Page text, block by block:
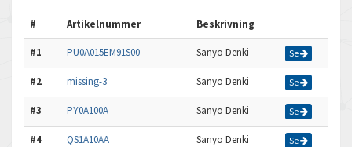
# Artikelnummer Beskrivning
#1 PU0A015EM91S00 Sanyo Denki Se
#2 missing-3 Sanyo Denki Se
#3 PY0A100A Sanyo Denki Se
#4 QS1A10AA Sanyo Denki Se